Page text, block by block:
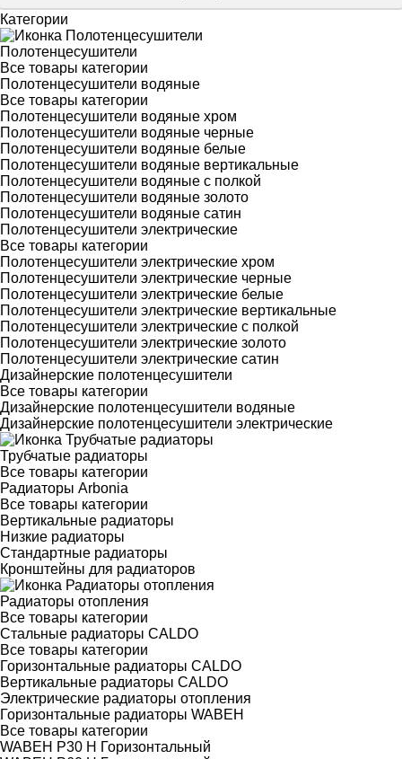
Категории
Полотенцесушители
Все товары категории
Полотенцесушители водяные
Все товары категории
Полотенцесушители водяные хром
Полотенцесушители водяные черные
Полотенцесушители водяные белые
Полотенцесушители водяные вертикальные
Полотенцесушители водяные с полкой
Полотенцесушители водяные золото
Полотенцесушители водяные сатин
Полотенцесушители электрические
Все товары категории
Полотенцесушители электрические хром
Полотенцесушители электрические черные
Полотенцесушители электрические белые
Полотенцесушители электрические вертикальные
Полотенцесушители электрические с полкой
Полотенцесушители электрические золото
Полотенцесушители электрические сатин
Дизайнерские полотенцесушители
Все товары категории
Дизайнерские полотенцесушители водяные
Дизайнерские полотенцесушители электрические
Трубчатые радиаторы
Все товары категории
Радиаторы Arbonia
Все товары категории
Вертикальные радиаторы
Низкие радиаторы
Стандартные радиаторы
Кронштейны для радиаторов
Радиаторы отопления
Все товары категории
Стальные радиаторы CALDO
Все товары категории
Горизонтальные радиаторы CALDO
Вертикальные радиаторы CALDO
Электрические радиаторы отопления
Горизонтальные радиаторы WABEH
Все товары категории
WABEH P30 H Горизонтальный